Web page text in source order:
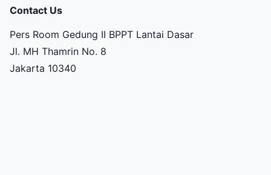
Contact Us
Pers Room Gedung II BPPT Lantai Dasar
Jl. MH Thamrin No. 8
Jakarta 10340